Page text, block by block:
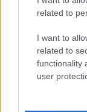
related to
I want to
related to
functionality
user
Χριστιανικό
επίσης, τη
Διεθνές
της Θάλασσας